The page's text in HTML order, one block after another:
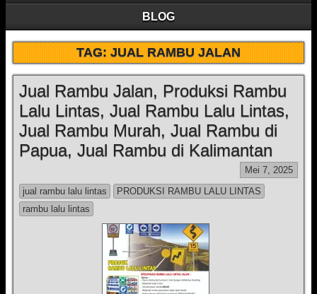
BLOG
TAG:JUAL RAMBU JALAN
Jual Rambu Jalan, Produksi Rambu
Lalu Lintas, Jual Rambu Lalu Lintas,
Jual Rambu Murah, Jual Rambu di
Papua, Jual Rambu di Kalimantan
Mei 7, 2025
jual rambu lalu lintas
PRODUKSI RAMBU LALU LINTAS
rambu lalu lintas